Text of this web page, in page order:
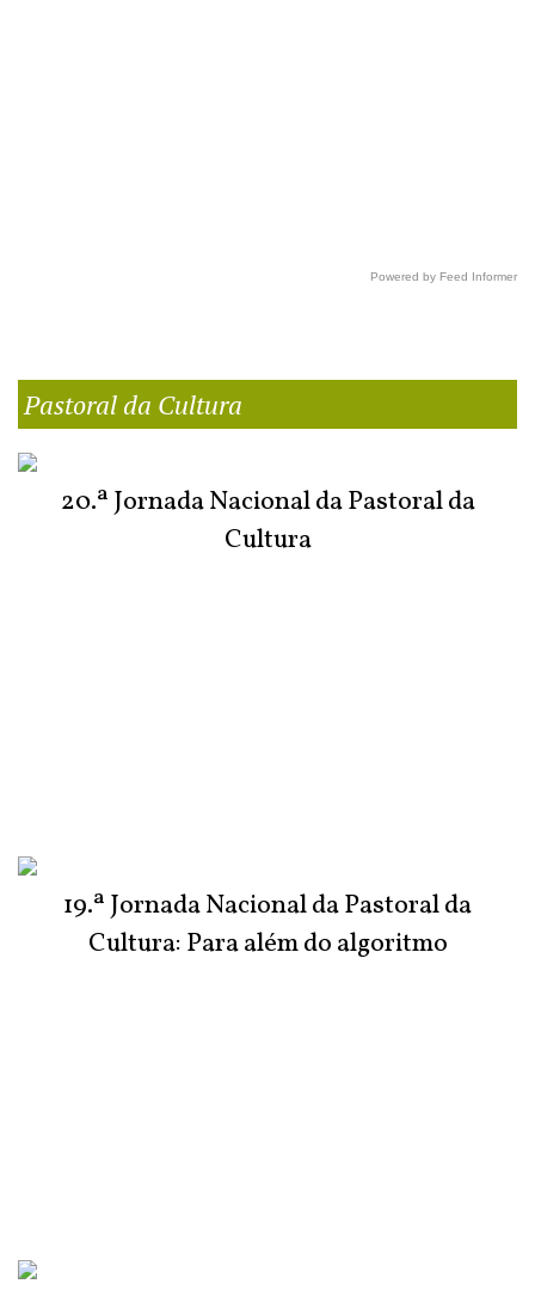
Powered by Feed Informer
Pastoral da Cultura
20.ª Jornada Nacional da Pastoral da
Cultura
19.ª Jornada Nacional da Pastoral da
Cultura: Para além do algoritmo